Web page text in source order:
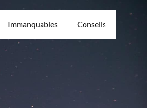
Immanquables Conseils